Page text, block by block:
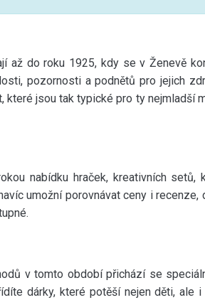
až do roku 1925, kdy se v Ženevě
pozornosti a podnětů pro jejich
jsou tak typické pro ty nejmladší
nabídku hraček, kreativních setů,
umožní porovnávat ceny i recenze,
v tomto období přichází se
dárky, které potěší nejen děti, ale i